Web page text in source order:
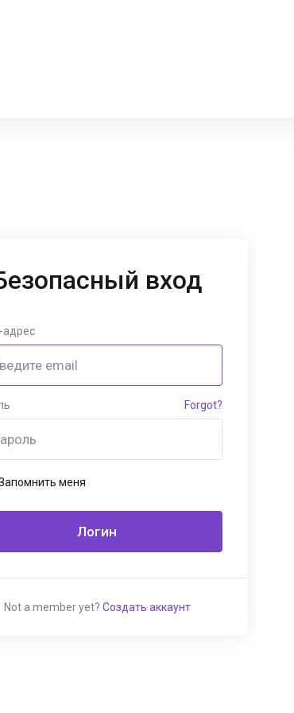
вход
адрес
Forgot?
меня
Not a member yet? Создать аккаунт